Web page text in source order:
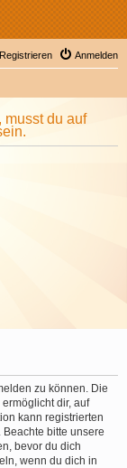
Anmelden
Registrieren
musst du auf
zu können. Die
dir, auf
kann registrierten
bitte unsere
bevor du dich
wenn du dich in